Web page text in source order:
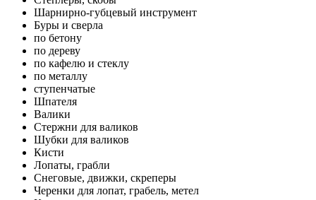
Шарнирно-губцевый инструмент
Буры и сверла
по бетону
по дереву
по кафелю и стеклу
по металлу
ступенчатые
Шпателя
Валики
Стержни для валиков
Шубки для валиков
Кисти
Лопаты, грабли
Снеговые, движки, скреперы
Черенки для лопат, грабель, метел